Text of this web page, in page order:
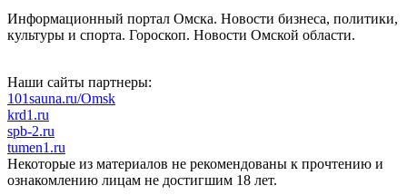
Информационный портал Омска. Новости бизнеса, политики,
культуры и спорта. Гороскоп. Новости Омской области.
Наши сайты партнеры:
101sauna.ru/Omsk
krd1.ru
spb-2.ru
tumen1.ru
Некоторые из материалов не рекомендованы к прочтению и
ознакомлению лицам не достигшим 18 лет.